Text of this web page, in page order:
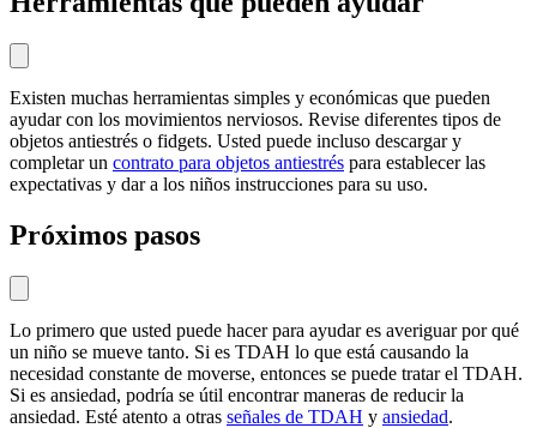
Existen muchas herramientas simples y económicas que pueden
ayudar con los movimientos nerviosos. Revise diferentes tipos de
objetos antiestrés o fidgets. Usted puede incluso descargar y
completar un contrato para objetos antiestrés para establecer las
expectativas y dar a los niños instrucciones para su uso.
Próximos pasos
Lo primero que usted puede hacer para ayudar es averiguar por qué
un niño se mueve tanto. Si es TDAH lo que está causando la
necesidad constante de moverse, entonces se puede tratar el TDAH.
Si es ansiedad, podría se útil encontrar maneras de reducir la
ansiedad. Esté atento a otras señales de TDAH y ansiedad.